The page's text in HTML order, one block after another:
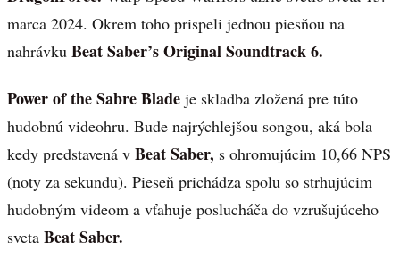
marca 2024. Okrem toho prispeli jednou piesňou na
nahrávku Beat Saber’s Original Soundtrack 6.
Power of the Sabre Blade je skladba zložená pre túto
hudobnú videohru. Bude najrýchlejšou songou, aká bola
kedy predstavená v Beat Saber, s ohromujúcim 10,66 NPS
(noty za sekundu). Pieseň prichádza spolu so strhujúcim
hudobným videom a vťahuje poslucháča do vzrušujúceho
sveta Beat Saber.